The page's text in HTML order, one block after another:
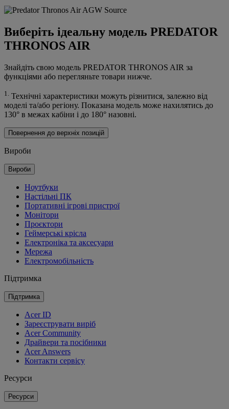
Виберіть ідеальну модель PREDATOR
THRONOS AIR
Знайдіть свою модель PREDATOR THRONOS AIR за
функціями або перегляньте товари нижче.
1.
Технічні характеристики можуть різнитися, залежно від
моделі та/або регіону. Показана модель може нахилятись до
130° в межах кабіни і до 180° назовні.
Повернення до верхніх позицій
Вироби
Вироби
Ноутбуки
Настільні ПК
Портативні ігрові пристрої
Монітори
Проєктори
Геймерські крісла
Електроніка та аксесуари
Мережа
Електромобільність
Підтримка
Підтримка
Acer ID
Зареєструвати виріб
Acer Community
Драйвери та посібники
Acer Answers
Контакти сервісу
Ресурси
Ресурси